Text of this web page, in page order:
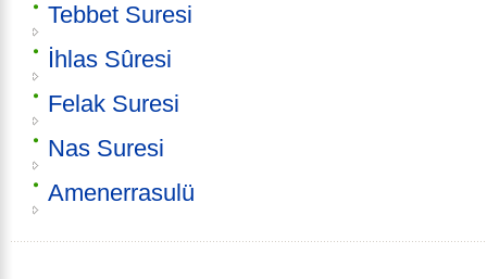
Tebbet Suresi
İhlas Sûresi
Felak Suresi
Nas Suresi
Amenerrasulü